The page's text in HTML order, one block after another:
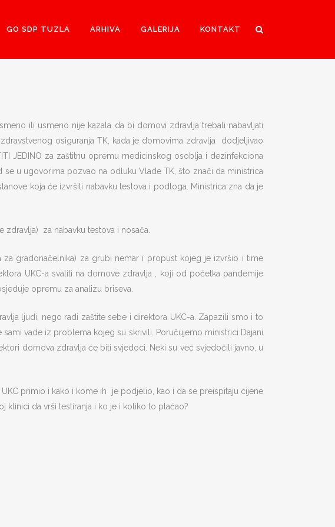
GO SDP TUZLA ARHIVA GALERIJA KONTAKT
ili usmeno nije kazala da bi domovi zdravlja trebali nabavljati
osiguranja TK, kada je domovima zdravlja dodjeljivao
JEDINO za zaštitnu opremu medicinskog osoblja i dezinfekciona
se u ugovorima pozvao na odluku Vlade TK, što znači da ministrica
koja će izvršiti nabavku testova i podloga. Ministrica zna da je
za nabavku testova i nosača.
za gradonačelnika) za grubi nemar i propust kojeg je izvršio i time
UKC-a svaliti na domove zdravlja , koji od početka pandemije
opremu za analizu briseva.
ljudi, nego radi zaštite sebe i direktora UKC-a. Zapazili smo i to
vade iz problema kojeg su skrivili. Poručujemo ministrici Dajani
domova zdravlja će biti svjedoci. Neki su već svjedočili javno, u
primio i kako i kome ih je podjelio, kao i da se preispitaju cijene
klinici da vrši testiranja i ko je i koliko to plaćao?